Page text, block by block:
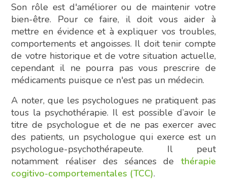
Son rôle est d'améliorer ou de maintenir votre
bien-être. Pour ce faire, il doit vous aider à
mettre en évidence et à expliquer vos troubles,
comportements et angoisses. Il doit tenir compte
de votre historique et de votre situation actuelle,
cependant il ne pourra pas vous prescrire de
médicaments puisque ce n'est pas un médecin.
A noter, que les psychologues ne pratiquent pas
tous la psychothérapie. Il est possible d’avoir le
titre de psychologue et de ne pas exercer avec
des patients, un psychologue qui exerce est un
psychologue-psychothérapeute. Il peut
notamment réaliser des séances de thérapie
cogitivo-comportementales (TCC).